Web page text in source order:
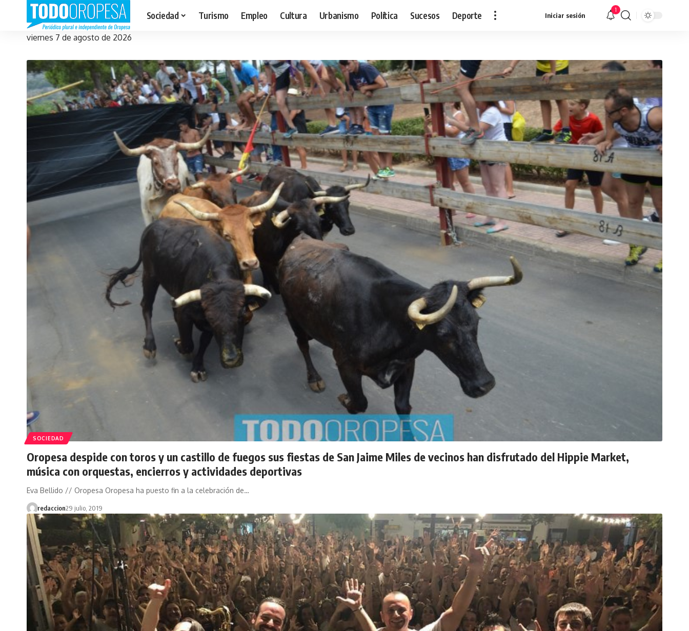
Sociedad Turismo Empleo Cultura Urbanismo Política Sucesos Deporte Iniciar sesión
1
viernes 7 de agosto de 2026
SOCIEDAD
Oropesa despide con toros y un castillo de fuegos sus fiestas de San Jaime Miles de vecinos han disfrutado del Hippie Market,
música con orquestas, encierros y actividades deportivas
Eva Bellido // Oropesa Oropesa ha puesto fin a la celebración de…
redaccion29 julio, 2019